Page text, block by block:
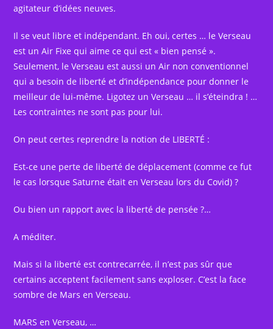
agitateur d’idées neuves.
Il se veut libre et indépendant. Eh oui, certes … le Verseau
est un Air Fixe qui aime ce qui est « bien pensé ».
Seulement, le Verseau est aussi un Air non conventionnel
qui a besoin de liberté et d’indépendance pour donner le
meilleur de lui-même. Ligotez un Verseau … il s’éteindra ! …
Les contraintes ne sont pas pour lui.
On peut certes reprendre la notion de LIBERTÉ :
Est-ce une perte de liberté de déplacement (comme ce fut
le cas lorsque Saturne était en Verseau lors du Covid) ?
Ou bien un rapport avec la liberté de pensée ?…
A méditer.
Mais si la liberté est contrecarrée, il n’est pas sûr que
certains acceptent facilement sans exploser. C’est la face
sombre de Mars en Verseau.
MARS en Verseau, …